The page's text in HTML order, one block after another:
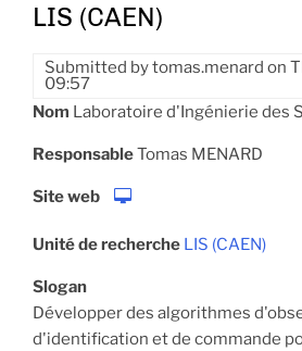
LIS (CAEN)
Submitted bytomas.menard on
09:57
Nom Laboratoire d'Ingénierie des
ResponsableTomas MENARD
Site web
Unité de recherche LIS (CAEN)
Slogan
Développer des algorithmes
d'identification et de commande